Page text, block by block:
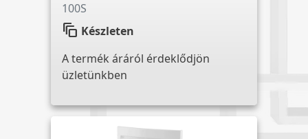
100S
auto_awesome_motion Készleten
A termék áráról érdeklődjön
üzletünkben